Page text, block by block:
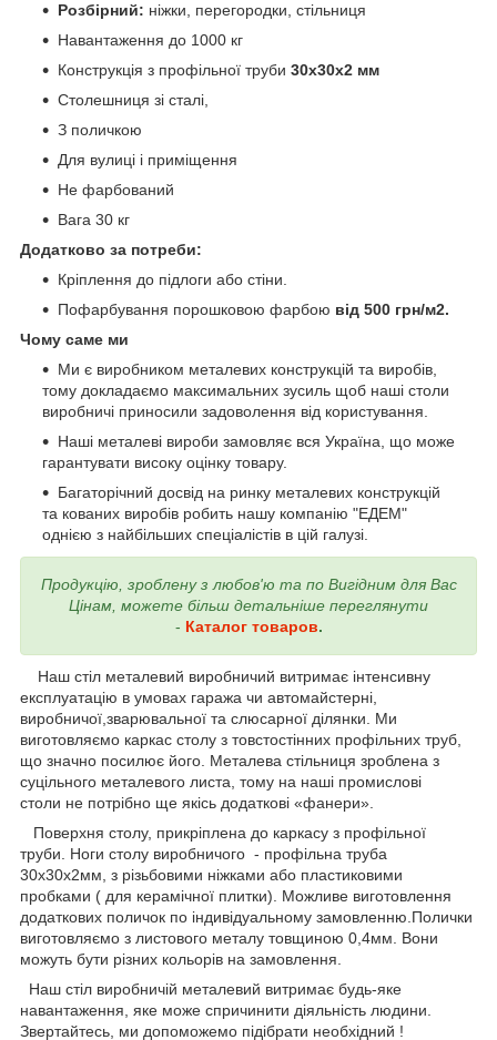
Розбірний: ніжки, перегородки, стільниця
Навантаження до 1000 кг
Конструкція з профільної труби 30х30х2 мм
Столешниця зі сталі,
З поличкою
Для вулиці і приміщення
Не фарбований
Вага 30 кг
Додатково за потреби:
Кріплення до підлоги або стіни.
Пофарбування порошковою фарбою від 500 грн/м2.
Чому саме ми
Ми є виробником металевих конструкцій та виробів,
тому докладаємо максимальних зусиль щоб наші столи
виробничі приносили задоволення від користування.
Наші металеві вироби замовляє вся Україна, що може
гарантувати високу оцінку товару.
Багаторічний досвід на ринку металевих конструкцій
та кованих виробів робить нашу компанію "ЕДЕМ"
однією з найбільших спеціалістів в цій галузі.
Продукцію, зроблену з любов'ю та по Вигідним для Вас
Цінам, можете більш детальніше переглянути
- Каталог товаров.
Наш стіл металевий виробничий витримає інтенсивну
експлуатацію в умовах гаража чи автомайстерні,
виробничої,зварювальної та слюсарної ділянки. Ми
виготовляємо каркас столу з товстостінних профільних труб,
що значно посилює його. Металева стільниця зроблена з
суцільного металевого листа, тому на наші промислові
столи не потрібно ще якісь додаткові «фанери».
Поверхня столу, прикріплена до каркасу з профільної
труби. Ноги столу виробничого - профільна труба
30х30х2мм, з різьбовими ніжками або пластиковими
пробками ( для керамічної плитки). Можливе виготовлення
додаткових поличок по індивідуальному замовленню.Полички
виготовляємо з листового металу товщиною 0,4мм. Вони
можуть бути різних кольорів на замовлення.
Наш стіл виробничій металевий витримає будь-яке
навантаження, яке може спричинити діяльність людини.
Звертайтесь, ми допоможемо підібрати необхідний !